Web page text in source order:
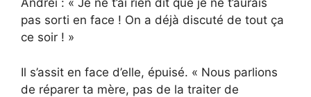
Andrei : « Je ne t’ai rien dit que je ne t’aurais
pas sorti en face ! On a déjà discuté de tout ça
ce soir ! »
Il s’assit en face d’elle, épuisé. « Nous parlions
de réparer ta mère, pas de la traiter de